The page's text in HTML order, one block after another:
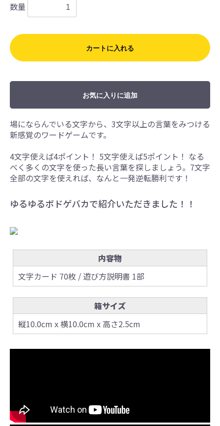
数量
カートに入れる
お気に入りに追加
場にならんでいる文字から、3文字以上の言葉をみつける
新感覚のワードゲームです。
4文字使えば4ポイント！ 5文字使えば5ポイント！ なる
べく多くの文字を使った長い言葉を探しましょう。7文字
全部の文字を使えれば、なんと一発逆転勝利です！
ゆるゆるボドゲバカで紹介いただきました！！
内容物
文字カード 70枚 / 遊び方説明書 1部
箱サイズ
縦10.0cm x 横10.0cm x 高さ2.5cm